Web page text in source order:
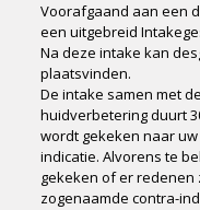
Voorafgaand aan een
een uitgebreid
Na deze intake kan
plaatsvinden.
De intake samen met
huidverbetering duurt
wordt gekeken naar
indicatie. Alvorens te
gekeken of er redenen
zogenaamde contra-